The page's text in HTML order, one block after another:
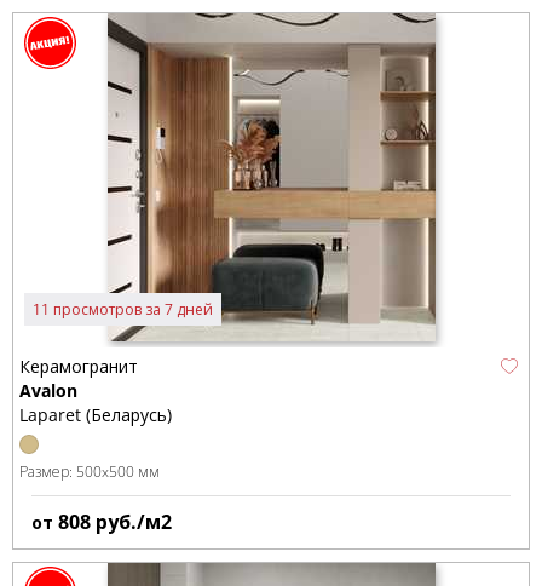
11 просмотров за 7 дней
Керамогранит
Avalon
Laparet (Беларусь)
Размер: 500x500 мм
от 808 руб./м2